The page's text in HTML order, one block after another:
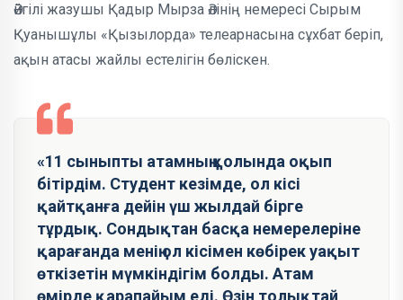
Әйгілі жазушы Қадыр Мырза Әлінің немересі Сырым
Қуанышұлы «Қызылорда» телеарнасына сұхбат беріп,
ақын атасы жайлы естелігін бөліскен.
«11 сыныпты атамның қолында оқып
бітірдім. Студент кезімде, ол кісі
қайтқанға дейін үш жылдай бірге
тұрдық. Сондықтан басқа немерелеріне
қарағанда менің ол кісімен көбірек уақыт
өткізетін мүмкіндігім болды. Атам